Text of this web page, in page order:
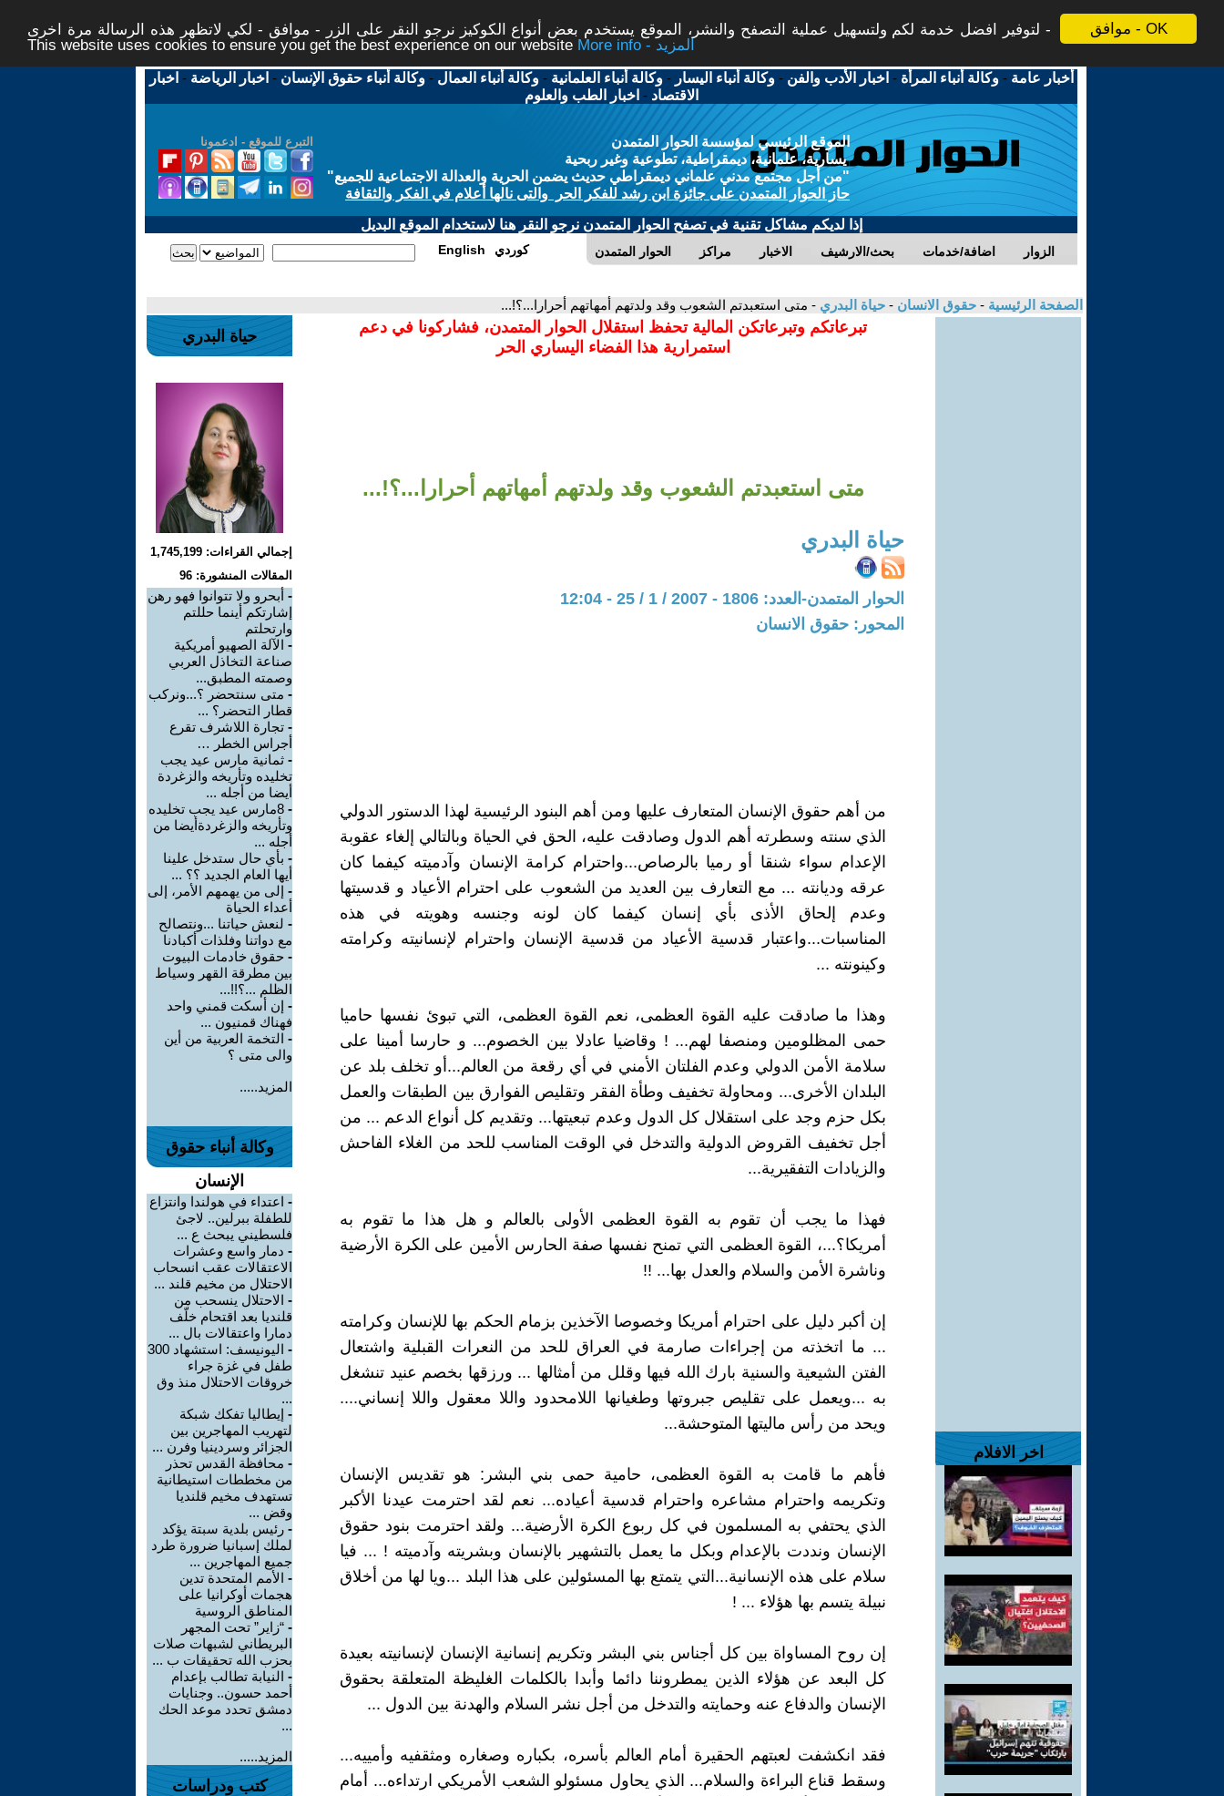
موافق - OK
لتوفير افضل خدمة لكم ولتسهيل عملية التصفح والنشر، الموقع يستخدم بعض أنواع الكوكيز نرجو النقر على الزر - موافق - لكي لاتظهر هذه الرسالة مرة اخرى -
This website uses cookies to ensure you get the best experience on our website
More info - المزيد
أخبار عامة -وكالة أنباء المرأة - اخبار الأدب والفن -وكالة أنباء اليسار -وكالة أنباء العلمانية -وكالة أنباء العمال -وكالة أنباء حقوق الإنسان - اخبار الرياضة - اخبار
الاقتصاد - اخبار الطب والعلوم
التبرع للموقع - ادعمونا
الموقع الرئيسي لمؤسسة الحوار المتمدن
يسارية، علمانية، ديمقراطية، تطوعية وغير ربحية
"من أجل مجتمع مدني علماني ديمقراطي حديث يضمن الحرية والعدالة الاجتماعية للجميع"
حاز الحوار المتمدن على جائزة ابن رشد للفكر الحر والتى نالها أعلام في الفكر والثقافة
إذا لديكم مشاكل تقنية في تصفح الحوار المتمدن نرجو النقر هنا لاستخدام الموقع البديل
الحوار المتمدن مراكز الاخبار بحث/الارشيف اضافة/خدمات الزوار English كوردي
الصفحة الرئيسية - حقوق الانسان - حياة البدري - متى استعبدتم الشعوب وقد ولدتهم أمهاتهم أحرارا...؟!...
اخر الافلام
تبرعاتكم وتبرعاتكن المالية تحفظ استقلال الحوار المتمدن، فشاركونا في دعم
استمرارية هذا الفضاء اليساري الحر
متى استعبدتم الشعوب وقد ولدتهم أمهاتهم أحرارا...؟!...
حياة البدري
الحوار المتمدن-العدد: 1806 - 2007 / 1 / 25 - 12:04
المحور: حقوق الانسان
من أهم حقوق الإنسان المتعارف عليها ومن أهم البنود الرئيسية لهذا الدستور الدولي
الذي سنته وسطرته أهم الدول وصادقت عليه، الحق في الحياة وبالتالي إلغاء عقوبة
الإعدام سواء شنقا أو رميا بالرصاص...واحترام كرامة الإنسان وآدميته كيفما كان
عرقه وديانته ... مع التعارف بين العديد من الشعوب على احترام الأعياد و قدسيتها
وعدم إلحاق الأذى بأي إنسان كيفما كان لونه وجنسه وهويته في هذه
المناسبات...واعتبار قدسية الأعياد من قدسية الإنسان واحترام لإنسانيته وكرامته
وكينونته ...
وهذا ما صادقت عليه القوة العظمى، نعم القوة العظمى، التي تبوئ نفسها حاميا
حمى المظلومين ومنصفا لهم... ! وقاضيا عادلا بين الخصوم... و حارسا أمينا على
سلامة الأمن الدولي وعدم الفلتان الأمني في أي رقعة من العالم...أو تخلف بلد عن
البلدان الأخرى... ومحاولة تخفيف وطأة الفقر وتقليص الفوارق بين الطبقات والعمل
بكل حزم وجد على استقلال كل الدول وعدم تبعيتها... وتقديم كل أنواع الدعم ... من
أجل تخفيف القروض الدولية والتدخل في الوقت المناسب للحد من الغلاء الفاحش
والزيادات التفقيرية...
فهذا ما يجب أن تقوم به القوة العظمى الأولى بالعالم و هل هذا ما تقوم به
أمريكا؟...، القوة العظمى التي تمنح نفسها صفة الحارس الأمين على الكرة الأرضية
وناشرة الأمن والسلام والعدل بها... !!
إن أكبر دليل على احترام أمريكا وخصوصا الآخذين بزمام الحكم بها للإنسان وكرامته
... ما اتخذته من إجراءات صارمة في العراق للحد من النعرات القبلية واشتعال
الفتن الشيعية والسنية بارك الله فيها وقلل من أمثالها ... ورزقها بخصم عنيد تنشغل
به ...ويعمل على تقليص جبروتها وطغيانها اللامحدود واللا معقول واللا إنساني....
ويحد من رأس ماليتها المتوحشة...
فأهم ما قامت به القوة العظمى، حامية حمى بني البشر: هو تقديس الإنسان
وتكريمه واحترام مشاعره واحترام قدسية أعياده... نعم لقد احترمت عيدنا الأكبر
الذي يحتفي به المسلمون في كل ربوع الكرة الأرضية... ولقد احترمت بنود حقوق
الإنسان ونددت بالإعدام وبكل ما يعمل بالتشهير بالإنسان وبشريته وآدميته ! ... فيا
سلام على هذه الإنسانية...التي يتمتع بها المسئولين على هذا البلد ...ويا لها من أخلاق
نبيلة يتسم بها هؤلاء ... !
إن روح المساواة بين كل أجناس بني البشر وتكريم إنسانية الإنسان لإنسانيته بعيدة
كل البعد عن هؤلاء الذين يمطروننا دائما وأبدا بالكلمات الغليظة المتعلقة بحقوق
الإنسان والدفاع عنه وحمايته والتدخل من أجل نشر السلام والهدنة بين الدول ...
فقد انكشفت لعبتهم الحقيرة أمام العالم بأسره، بكباره وصغاره ومثقفيه وأمييه...
وسقط قناع البراءة والسلام... الذي يحاول مسئولو الشعب الأمريكي ارتداءه... أمام
حياة البدري
إجمالي القراءات: 1,745,199
المقالات المنشورة: 96
- أبحرو ولا تتوانوا فهو رهن
إشارتكم أينما حللتم
وارتحلتم
- الآلة الصهيو أمريكية
صناعة التخاذل العربي
وصمته المطبق...
- متى سنتحضر ؟...ونركب
قطار التحضر؟ ...
- تجارة اللاشرف تقرع
أجراس الخطر …
- ثمانية مارس عيد يجب
تخليده وتأريخه والزغردة
أيضا من أجله ...
-
8مارس عيد يجب تخليده
وتأريخه والزغردةأيضا من
أجله ...
- بأي حال ستدخل علينا
أيها العام الجديد ؟؟ ...
- إلى من يهمهم الأمر، إلى
أعداء الحياة
- لنعش حياتنا ...ونتصالح
مع دواتنا وفلذات أكبادنا
- حقوق خادمات البيوت
بين مطرقة القهر وسياط
الظلم ...؟!!...
- إن أسكت قمني واحد
فهناك قمنيون ...
- التخمة العربية من أين
والى متى ؟
المزيد.....
وكالة أنباء حقوق
الإنسان
- اعتداء في هولندا وانتزاع
للطفلة ببرلين.. لاجئ
فلسطيني يبحث ع ...
- دمار واسع وعشرات
الاعتقالات عقب انسحاب
الاحتلال من مخيم قلند ...
- الاحتلال ينسحب من
قلنديا بعد اقتحام خلّف
دمارا واعتقالات بال ...
-
اليونيسف: استشهاد 300
طفل في غزة جراء
خروقات الاحتلال منذ وق
...
- إيطاليا تفكك شبكة
لتهريب المهاجرين بين
الجزائر وسردينيا وفرن ...
- محافظة القدس تحذر
من مخططات استيطانية
تستهدف مخيم قلنديا
وقض ...
- رئيس بلدية سبتة يؤكد
لملك إسبانيا ضرورة طرد
جميع المهاجرين ...
- الأمم المتحدة تدين
هجمات أوكرانيا على
المناطق الروسية
- “زاير” تحت المجهر
البريطاني لشبهات صلات
بحزب الله تحقيقات ب ...
- النيابة تطالب بإعدام
أحمد حسون.. وجنايات
دمشق تحدد موعد الحك
...
المزيد.....
كتب ودراسات